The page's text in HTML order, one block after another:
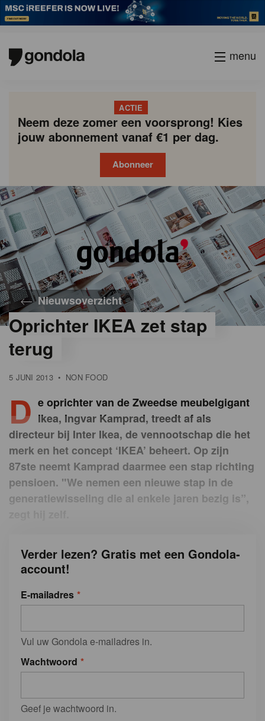
menu
ACTIE
Neem deze zomer een voorsprong! Kies
jouw abonnement vanaf €1 per dag.
Abonneer
Nieuwsoverzicht
Oprichter IKEA zet stap
terug
5 JUNI 2013 • NON FOOD
D e oprichter van de Zweedse meubelgigant
Ikea, Ingvar Kamprad, treedt af als
directeur bij Inter Ikea, de vennootschap die het
merk en het concept ‘IKEA’ beheert. Op zijn
87ste neemt Kamprad daarmee een stap richting
pensioen. "We nemen een nieuwe stap in de
generatiewisseling die al enkele jaren bezig is”,
Verder lezen? Gratis met een Gondola-
account!
E-mailadres
Vul uw Gondola e-mailadres in.
Wachtwoord
Geef je wachtwoord in.
Gondola
academy
Gondola
society